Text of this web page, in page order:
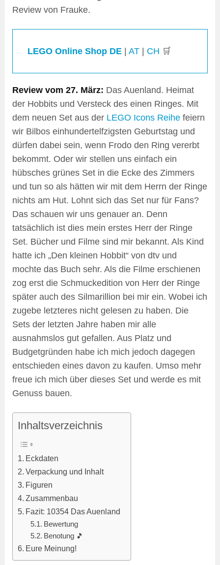
Review von Frauke.
LEGO Online Shop DE AT CH 🛒
Review vom 27. März: Das Auenland. Heimat
der Hobbits und Versteck des einen Ringes. Mit
dem neuen Set aus der LEGO Icons Reihe feiern
wir Bilbos einhundertelfzigsten Geburtstag und
dürfen dabei sein, wenn Frodo den Ring vererbt
bekommt. Oder wir stellen uns einfach ein
hübsches grünes Set in die Ecke des Zimmers
und tun so als hätten wir mit dem Herrn der Ringe
nichts am Hut. Lohnt sich das Set nur für Fans?
Das schauen wir uns genauer an. Denn
tatsächlich ist dies mein erstes Herr der Ringe
Set. Bücher und Filme sind mir bekannt. Als Kind
hatte ich „Den kleinen Hobbit“ von dtv und
mochte das Buch sehr. Als die Filme erschienen
zog erst die Schmuckedition von Herr der Ringe
später auch des Silmarillion bei mir ein. Wobei ich
zugebe letzteres nicht gelesen zu haben. Die
Sets der letzten Jahre haben mir alle
ausnahmslos gut gefallen. Aus Platz und
Budgetgründen habe ich mich jedoch dagegen
entschieden eines davon zu kaufen. Umso mehr
freue ich mich über dieses Set und werde es mit
Genuss bauen.
Inhaltsverzeichnis
Eckdaten
Verpackung und Inhalt
Figuren
Zusammenbau
Fazit: 10354 Das Auenland
Bewertung
Benotung 🎵
Eure Meinung!